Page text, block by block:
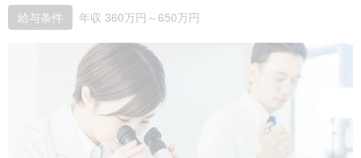
給与条件 年収 360万円～650万円